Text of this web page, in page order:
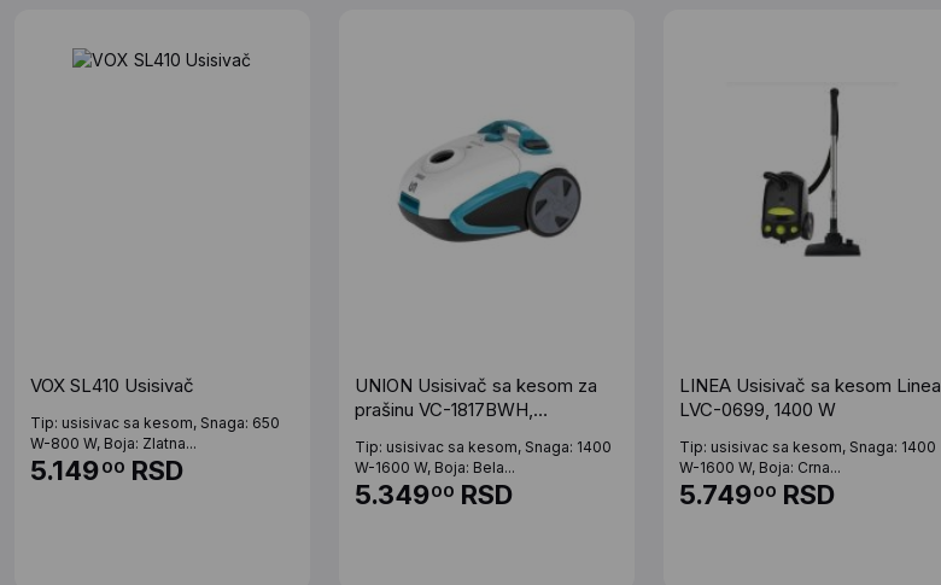
VOX SL410 Usisivač
Tip: usisivac sa kesom, Snaga: 650
W-800 W, Boja: Zlatna...
5.14900 RSD
UNION Usisivač sa kesom za
prašinu VC-1817BWH,
Tip: usisivac sa kesom, Snaga: 1400
W-1600 W, Boja: Bela...
5.34900 RSD
LINEA Usisivač sa kesom Linea
LVC-0699, 1400 W
Tip: usisivac sa kesom, Snaga: 1400
W-1600 W, Boja: Crna...
5.74900 RSD